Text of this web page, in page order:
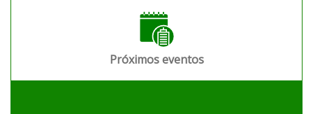
Próximos eventos